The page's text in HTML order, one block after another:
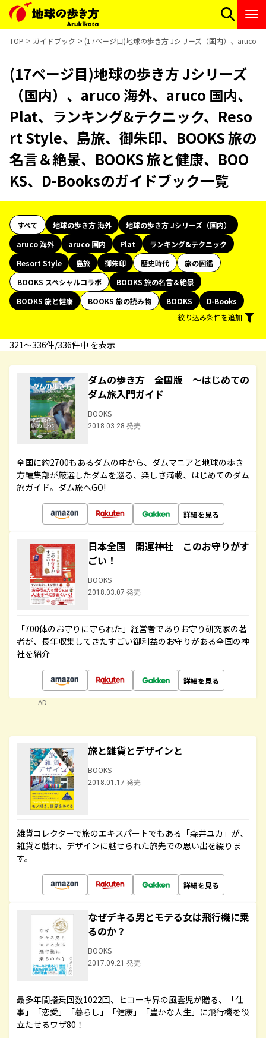
TOP ガイドブック (17ページ目)地球の歩き方 Jシリーズ（国内）、aruco
(17ページ目)地球の歩き方 Jシリーズ
（国内）、aruco 海外、aruco 国内、
Plat、ランキング&テクニック、Reso
rt Style、島旅、御朱印、BOOKS 旅の
名言＆絶景、BOOKS 旅と健康、BOO
KS、D-Booksのガイドブック一覧
すべて 地球の歩き方 海外
地球の歩き方 Jシリーズ（国内）
aruco 海外
aruco 国内 Plat
ランキング&テクニック
Resort Style
島旅 御朱印 歴史時代
旅の図鑑
BOOKS スペシャルコラボ
BOOKS 旅の名言＆絶景
BOOKS 旅と健康
BOOKS 旅の読み物 BOOKS
D-Books
絞り込み条件を追加
321〜336件/336件中 を表示
ダムの歩き方 全国版 ～はじめての
ダム旅入門ガイド
BOOKS
2018.03.28 発売
全国に約2700もあるダムの中から、ダムマニアと地球の歩き
方編集部が厳選したダムを巡る、楽しさ満載、はじめてのダム
旅ガイド。ダム旅へGO!
詳細を見る
日本全国 開運神社 このお守りがす
ごい！
BOOKS
2018.03.07 発売
「700体のお守りに守られた」経営者でありお守り研究家の著
者が、長年収集してきたすごい御利益のお守りがある全国の神
社を紹介
詳細を見る
AD
旅と雑貨とデザインと
BOOKS
2018.01.17 発売
雑貨コレクターで旅のエキスパートでもある「森井ユカ」が、
雑貨と戯れ、デザインに魅せられた旅先での思い出を綴りま
す。
詳細を見る
なぜデキる男とモテる女は飛行機に乗
るのか？
BOOKS
2017.09.21 発売
最多年間搭乗回数1022回、ヒコーキ界の風雲児が贈る、「仕
事」「恋愛」「暮らし」「健康」「豊かな人生」に飛行機を役
立たせるワザ80！